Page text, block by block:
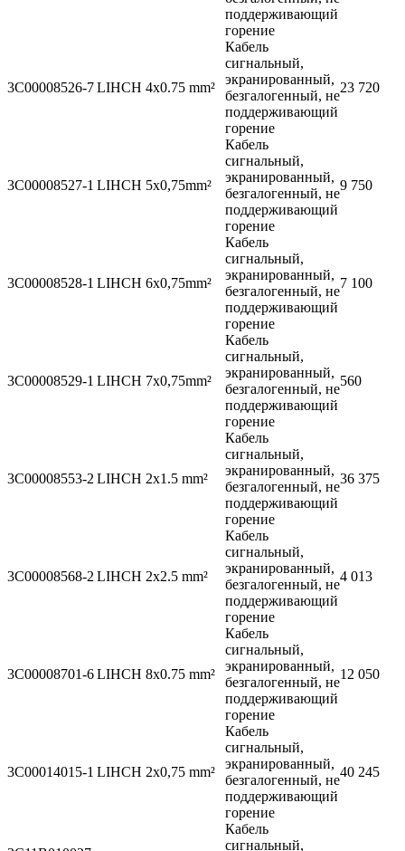
поддерживающий
горение
3C00008526-7LIHCH 4x0.75 mm²
Кабель
сигнальный,
экранированный,
безгалогенный, не
поддерживающий
горение
23 720
3C00008527-1 LIHCH 5x0,75mm²
Кабель
сигнальный,
экранированный,
безгалогенный, не
поддерживающий
горение
9 750
3C00008528-1 LIHCH 6x0,75mm²
Кабель
сигнальный,
экранированный,
безгалогенный, не
поддерживающий
горение
7 100
3C00008529-1 LIHCH 7x0,75mm²
Кабель
сигнальный,
экранированный,
безгалогенный, не
поддерживающий
горение
560
3C00008553-2 LIHCH 2x1.5 mm²
Кабель
сигнальный,
экранированный,
безгалогенный, не
поддерживающий
горение
36 375
3C00008568-2 LIHCH 2x2.5 mm²
Кабель
сигнальный,
экранированный,
безгалогенный, не
поддерживающий
горение
4 013
3C00008701-6LIHCH 8x0.75 mm²
Кабель
сигнальный,
экранированный,
безгалогенный, не
поддерживающий
горение
12 050
3C00014015-1 LIHCH 2x0,75 mm²
Кабель
сигнальный,
экранированный,
безгалогенный, не
поддерживающий
горение
40 245
Кабель
сигнальный,